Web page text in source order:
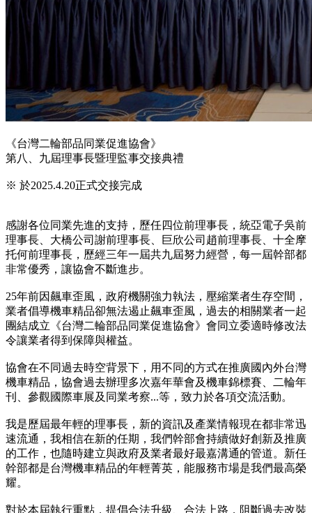
《台灣二輪部品同業促進協會》
第八、九屆理事長暨理監事交接典禮
※ 於2025.4.20正式交接完成
感謝各位同業先進的支持，歷任四位前理事長，統亞電子吳前
理事長、大橋公司謝前理事長、巨欣公司趙前理事長、十全摩
托何前理事長，歷經三年一屆共九屆努力經營，每一屆幹部都
非常優秀，讓協會不斷進步。
25年前因飆車歪風，政府機關強力執法，壓縮業者生存空間，
業者倡導機車精品卻無法遏止飆車歪風，過去的相關業者一起
團結成立《台灣二輪部品同業促進協會》會同立委適時修改法
令讓業者得到保障與權益。
協會在不同過去時空背景下，用不同的方式在推廣國內外台灣
機車精品，協會過去辦理多次嘉年華會及機車錦標賽、二輪年
刊、參觀國際車展及同業考察...等，致力於各項交流活動。
我是歷屆最年輕的理事長，新的資訊及產業情報現在都非常迅
速流通，我相信在新的任期，我們幹部會持續做好創新及推廣
的工作，也隨時建立與政府及業者最好最嘉溝通的管道。新任
幹部都是台灣機車精品的年輕菁英，能服務市場是我們最高榮
耀。
對於本屆執行重點，提倡合法升級、合法上路，阻斷過去改裝